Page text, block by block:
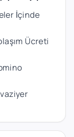
İçinde
Ücreti